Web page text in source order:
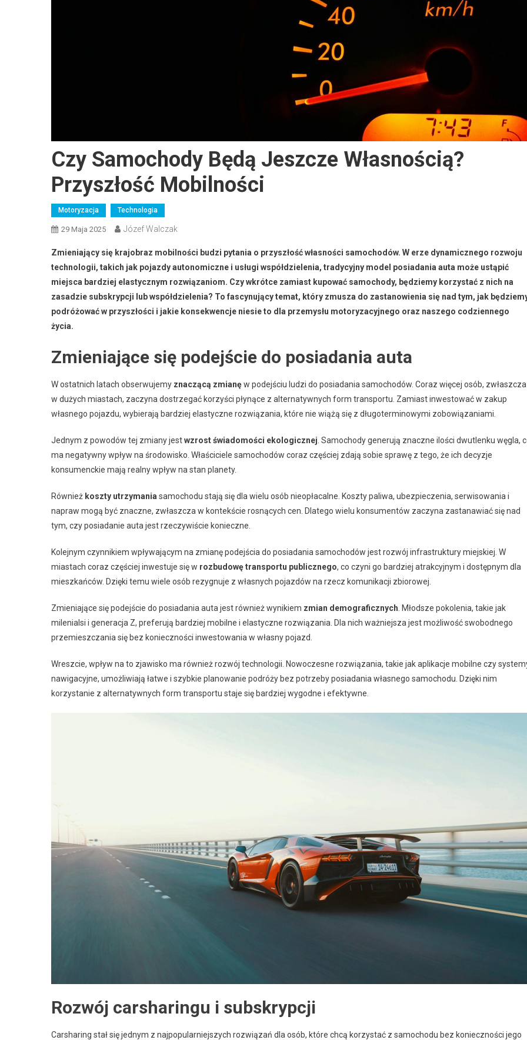
Czy Samochody Będą Jeszcze Własnością?
Przyszłość Mobilności
Motoryzacja Technologia
29 Maja 2025 Józef Walczak
Zmieniający się krajobraz mobilności budzi pytania o przyszłość własności samochodów. W erze dynamicznego rozwoju
technologii, takich jak pojazdy autonomiczne i usługi współdzielenia, tradycyjny model posiadania auta może ustąpić
miejsca bardziej elastycznym rozwiązaniom. Czy wkrótce zamiast kupować samochody, będziemy korzystać z nich na
zasadzie subskrypcji lub współdzielenia? To fascynujący temat, który zmusza do zastanowienia się nad tym, jak
podróżować w przyszłości i jakie konsekwencje niesie to dla przemysłu motoryzacyjnego oraz naszego codziennego
życia.
Zmieniające się podejście do posiadania auta
W ostatnich latach obserwujemy znaczącą zmianęw podejściu ludzi do posiadania samochodów. Coraz więcej osób, zwłaszcza
w dużych miastach, zaczyna dostrzegać korzyści płynące z alternatywnych form transportu. Zamiast inwestować w zakup
własnego pojazdu, wybierają bardziej elastyczne rozwiązania, które nie wiążą się z długoterminowymi zobowiązaniami.
Jednym z powodów tej zmiany jestwzrost świadomości ekologicznej . Samochody generują znaczne ilości dwutlenku węgla,
ma negatywny wpływ na środowisko. Właściciele samochodów coraz częściej zdają sobie sprawę z tego, że ich decyzje
konsumenckie mają realny wpływ na stan planety.
Również koszty utrzymania samochodu stają się dla wielu osób nieopłacalne. Koszty paliwa, ubezpieczenia, serwisowania i
napraw mogą być znaczne, zwłaszcza w kontekście rosnących cen. Dlatego wielu konsumentów zaczyna zastanawiać się nad
tym, czy posiadanie auta jest rzeczywiście konieczne.
Kolejnym czynnikiem wpływającym na zmianę podejścia do posiadania samochodów jest rozwój infrastruktury miejskiej. W
miastach coraz częściej inwestuje się w rozbudowę transportu publicznego, co czyni go bardziej atrakcyjnym i dostępnym dla
mieszkańców. Dzięki temu wiele osób rezygnuje z własnych pojazdów na rzecz komunikacji zbiorowej.
Zmieniające się podejście do posiadania auta jest również wynikiem zmian demograficznych . Młodsze pokolenia, takie jak
milenialsi i generacja Z, preferują bardziej mobilne i elastyczne rozwiązania. Dla nich ważniejsza jest możliwość swobodnego
przemieszczania się bez konieczności inwestowania w własny pojazd.
Wreszcie, wpływ na to zjawisko ma również rozwój technologii. Nowoczesne rozwiązania, takie jak aplikacje mobilne czy
nawigacyjne, umożliwiają łatwe i szybkie planowanie podróży bez potrzeby posiadania własnego samochodu. Dzięki nim
korzystanie z alternatywnych form transportu staje się bardziej wygodne i efektywne.
Rozwój carsharingu i subskrypcji
Carsharing stał się jednym z najpopularniejszych rozwiązań dla osób, które chcą korzystać z samochodu bez konieczności jego